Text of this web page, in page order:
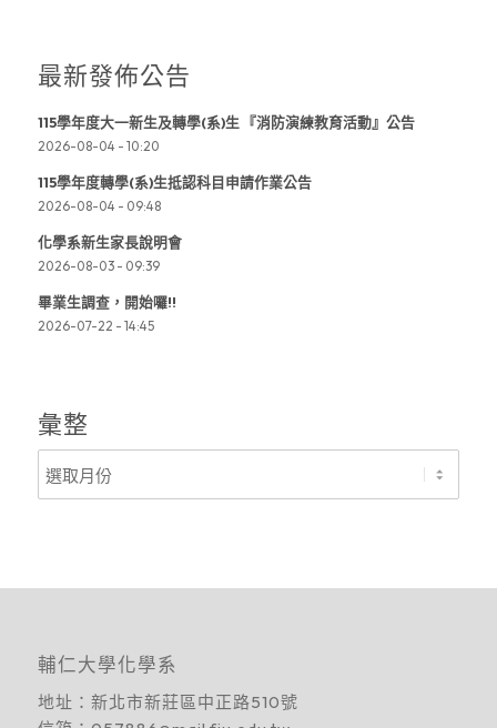
最新發佈公告
115學年度大一新生及轉學(系)生 『消防演練教育活動』公告
2026-08-04 - 10:20
115學年度轉學(系)生抵認科目申請作業公告
2026-08-04 - 09:48
化學系新生家長說明會
2026-08-03 - 09:39
畢業生調查，開始囉!!
2026-07-22 - 14:45
彙整
輔仁大學化學系
地址： 新北市新莊區中正路510號